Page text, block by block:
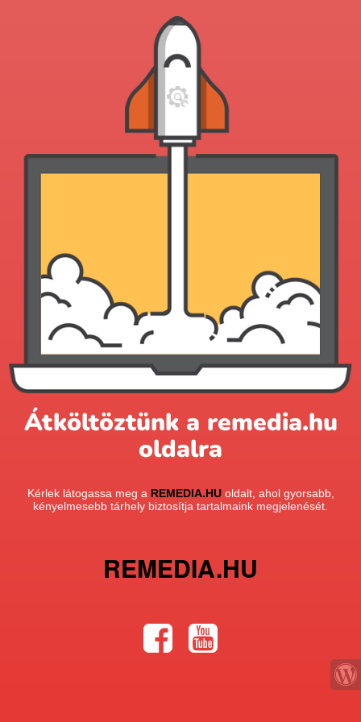
Átköltöztünk a remedia.hu
oldalra
Kérlek látogassa meg a REMEDIA.HUoldalt, ahol gyorsabb,
kényelmesebb tárhely biztosítja tartalmaink megjelenését.
REMEDIA.HU